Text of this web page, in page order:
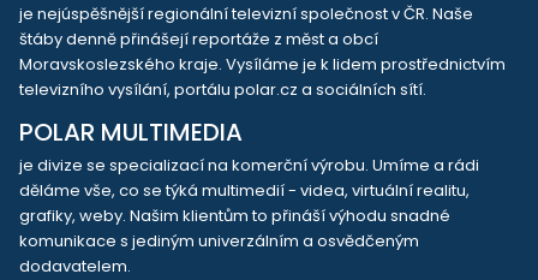
je nejúspěšnější regionální televizní společnost v ČR. Naše
štáby denně přinášejí reportáže z měst a obcí
Moravskoslezského kraje. Vysíláme je k lidem prostřednictvím
televizního vysílání, portálu polar.cz a sociálních sítí.
POLAR MULTIMEDIA
je divize se specializací na komerční výrobu. Umíme a rádi
děláme vše, co se týká multimedií - videa, virtuální realitu,
grafiky, weby. Našim klientům to přináší výhodu snadné
komunikace s jediným univerzálním a osvědčeným
dodavatelem.